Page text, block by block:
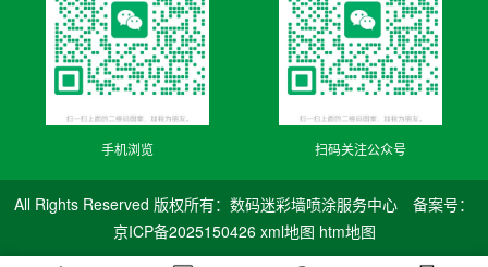
手机浏览 扫码关注公众号
All Rights Reserved 版权所有：数码迷彩墙喷涂服务中心 备案号：
京ICP备2025150426 xml地图 htm地图